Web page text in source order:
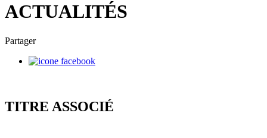
ACTUALITÉS
Partager
TITRE ASSOCIÉ